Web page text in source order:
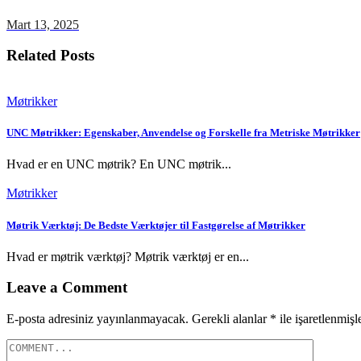
Mart 13, 2025
Related Posts
Møtrikker
UNC Møtrikker: Egenskaber, Anvendelse og Forskelle fra Metriske Møtrikker
Hvad er en UNC møtrik? En UNC møtrik...
Møtrikker
Møtrik Værktøj: De Bedste Værktøjer til Fastgørelse af Møtrikker
Hvad er møtrik værktøj? Møtrik værktøj er en...
Leave a Comment
E-posta adresiniz yayınlanmayacak. Gerekli alanlar * ile